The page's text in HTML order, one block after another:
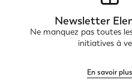
Newsletter
Ne manquez pas toutes
initiatives à
En savoir plus